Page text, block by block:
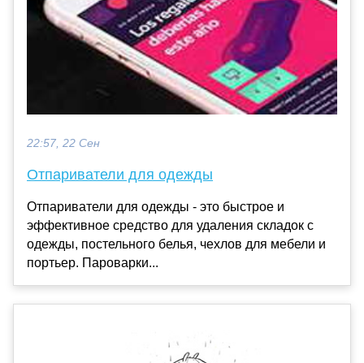
22:57, 22 Сен
Отпариватели для одежды
Отпариватели для одежды - это быстрое и
эффективное средство для удаления складок с
одежды, постельного белья, чехлов для мебели и
портьер. Пароварки...